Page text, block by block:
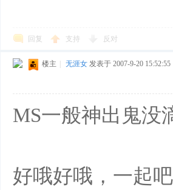
回复 支持 反对
楼主 无涯女 发表于 2007-9-20 15:52:55
MS一般神出鬼没
好哦好哦，一起